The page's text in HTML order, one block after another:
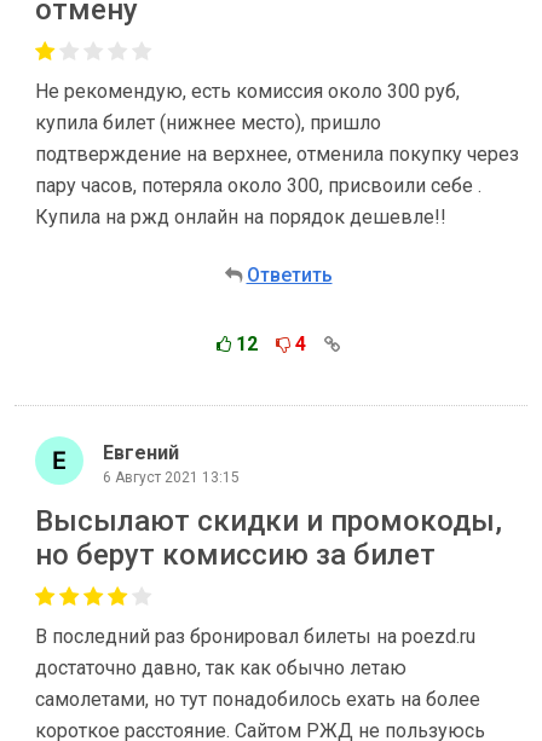
отмену
Не рекомендую, есть комиссия около 300 руб,
купила билет (нижнее место), пришло
подтверждение на верхнее, отменила покупку через
пару часов, потеряла около 300, присвоили себе .
Купила на ржд онлайн на порядок дешевле!!
Ответить
12 4
Евгений
6 Август 2021 13:15
Высылают скидки и промокоды,
но берут комиссию за билет
В последний раз бронировал билеты на poezd.ru
достаточно давно, так как обычно летаю
самолетами, но тут понадобилось ехать на более
короткое расстояние. Сайтом РЖД не пользуюсь